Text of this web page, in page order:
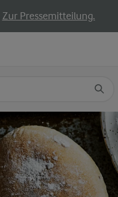
Zur Pressemitteilung.